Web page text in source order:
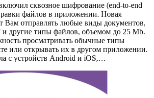
сквозное шифрование (end-to-end
файлов в приложении. Новая
Вам отправлять любые виды документов,
другие типы файлов, объемом до 25 Mb.
просматривать обычные типы
или открывать их в другом приложении.
с устройств Android и iOS,…